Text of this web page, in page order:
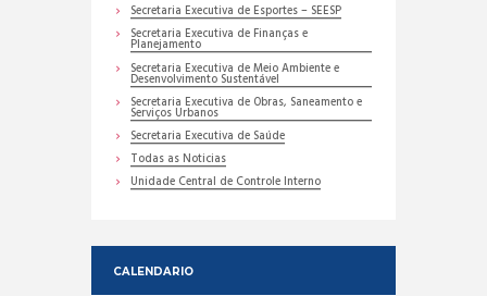
Secretaria Executiva de Esportes – SEESP
Secretaria Executiva de Finanças e
Planejamento
Secretaria Executiva de Meio Ambiente e
Desenvolvimento Sustentável
Secretaria Executiva de Obras, Saneamento e
Serviços Urbanos
Secretaria Executiva de Saúde
Todas as Noticias
Unidade Central de Controle Interno
CALENDARIO